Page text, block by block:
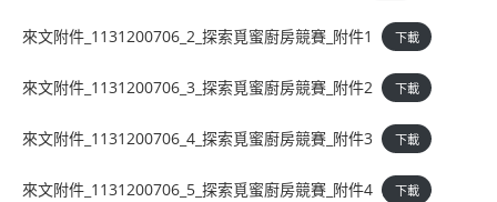
來文附件_1131200706_2_探索覓蜜廚房競賽_附件1 下載
來文附件_1131200706_3_探索覓蜜廚房競賽_附件2 下載
來文附件_1131200706_4_探索覓蜜廚房競賽_附件3 下載
來文附件_1131200706_5_探索覓蜜廚房競賽_附件4 下載